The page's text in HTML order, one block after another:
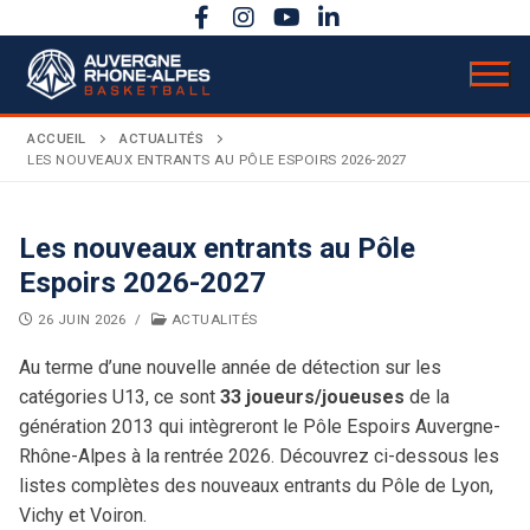
au
contenu
Présentation
Bureau directeur
Comité directeur
Carrière
Budget & chiffres clés
Partenaires
ACTUALITÉS
COMPÉTITIONS
Calendrier sportif
Règlements
Coupe territoriale
Finales régionales
ACTIVITÉS
Évènements
AuRA en rose
Assemblée Générale
Basket Citoyen
Basket Santé
DOCUMENTATION
Secrétariat & comptabilité
Bulletins officiels
ANNONCES
ACCUEIL
ACTUALITÉS
LES NOUVEAUX ENTRANTS AU PÔLE ESPOIRS 2026-2027
Les nouveaux entrants au Pôle
Espoirs 2026-2027
26 JUIN 2026 / ACTUALITÉS
Au terme d’une nouvelle année de détection sur les
catégories U13, ce sont 33 joueurs/joueuses de la
génération 2013 qui intègreront le Pôle Espoirs Auvergne-
Rhône-Alpes à la rentrée 2026. Découvrez ci-dessous les
listes complètes des nouveaux entrants du Pôle de Lyon,
Vichy et Voiron.